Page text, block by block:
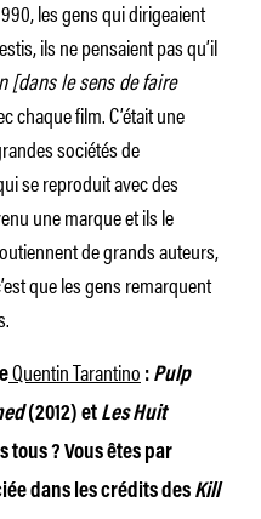
les gens qui dirigeaient
ils ne pensaient pas qu’il
[dans le sens de faire
chaque film. C’était une
sociétés de
se reproduit avec des
une marque et ils le
de grands auteurs,
que les gens remarquent
Quentin Tarantino : Pulp
(2012) et Les Huit
tous ? Vous êtes par
dans les crédits des Kill